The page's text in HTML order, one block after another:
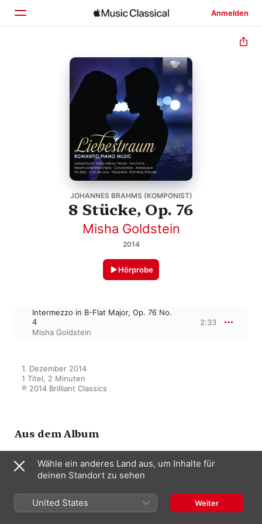
Anmelden
Startseite
Entdecken
Suchen
JOHANNES BRAHMS (KOMPONIST)
8 Stücke, Op. 76
Misha Goldstein
2014
Hörprobe
Intermezzo in B-Flat Major, Op. 76 No.
4
Misha Goldstein
2:33
1. Dezember 2014
1 Titel, 2 Minuten
℗ 2014 Brilliant Classics
Aus dem Album
Liebestraum: Romantic Piano
Misha Goldstein
Wähle ein anderes Land aus, um Inhalte für
deinen Standort zu sehen
United States Weiter